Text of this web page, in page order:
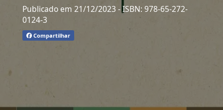
Publicado em 21/12/2023 - ISBN: 978-65-272-
0124-3
Compartilhar